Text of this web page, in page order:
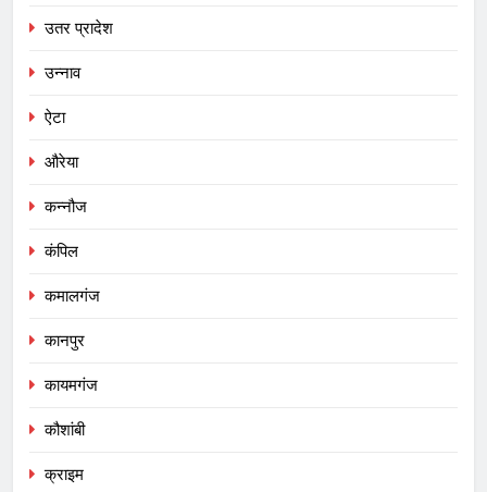
उतर प्रादेश
उन्नाव
ऐटा
औरेया
कन्नौज
कंपिल
कमालगंज
कानपुर
कायमगंज
कौशांबी
क्राइम